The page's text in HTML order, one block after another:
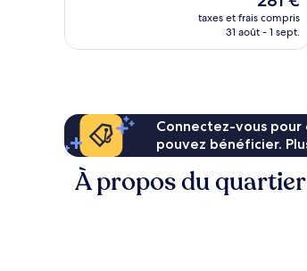
nouveau
prix
taxes et frais compris
31 août - 1 sept.
Connectez-vous
pouvez bénéficier.
À propos du quartier